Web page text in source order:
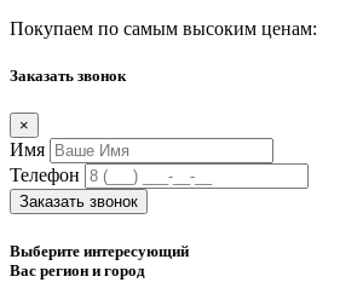
Покупаем по самым высоким ценам:
Заказать звонок
×
Имя
Телефон
Заказать звонок
Выберите интересующий
Вас регион и город